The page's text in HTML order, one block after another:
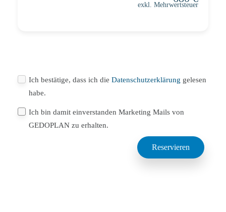
exkl. Mehrwertsteuer
Ich bestätige, dass ich die Datenschutzerklärung gelesen
habe.
Ich bin damit einverstanden Marketing Mails von
GEDOPLAN zu erhalten.